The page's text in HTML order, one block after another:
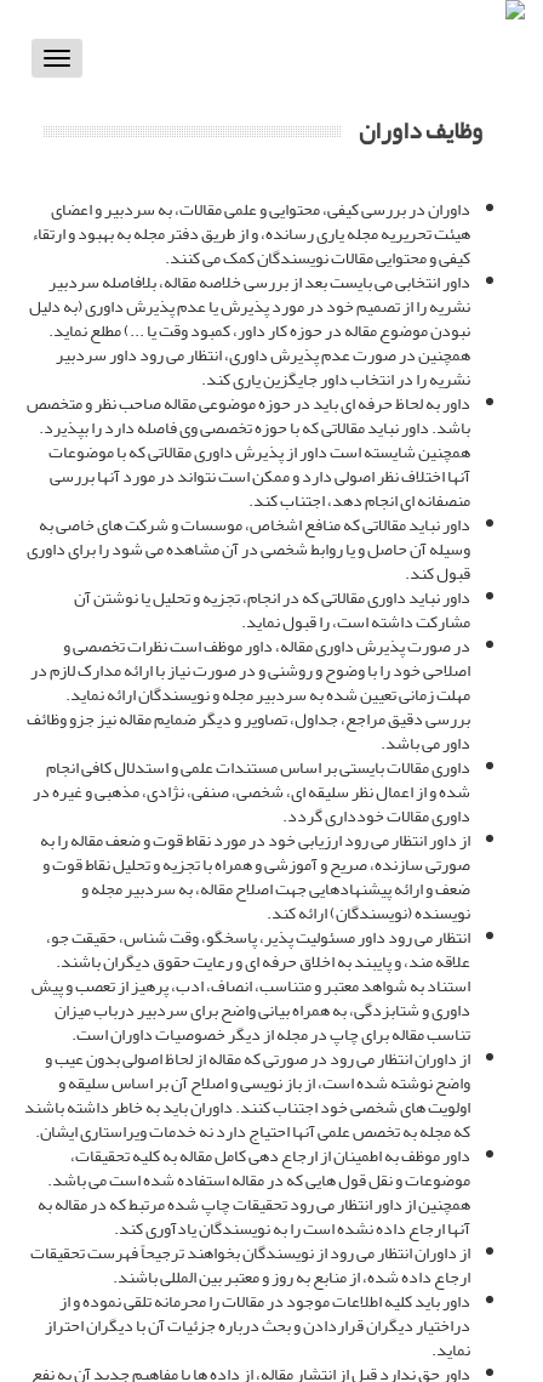
Toggle
وظایف داوران
داوران در بررسی کیفی، محتوایی و علمی مقالات، به سردبیر و اعضای
هیئت تحریریه مجله یاری رسانده، و از طریق دفتر مجله به بهبود و ارتقاء
کیفی و محتوایی مقالات نویسندگان کمک می کنند.
داور انتخابی می بایست بعد از بررسی خلاصه مقاله، بلافاصله سردبیر
نشریه را از تصمیم خود در مورد پذیرش یا عدم پذیرش داوری (به دلیل
نبودن موضوع مقاله در حوزه کار داور، کمبود وقت یا ...) مطلع نماید.
همچنین در صورت عدم پذیرش داوری، انتظار می رود داور سردبیر
نشریه را در انتخاب داور جایگزین یاری کند.
داور به لحاظ حرفه ای باید در حوزه موضوعی مقاله صاحب نظر و متخصص
باشد. داور نباید مقالاتی که با حوزه تخصصی وی فاصله دارد را بپذیرد.
همچنین شایسته است داور از پذیرش داوری مقالاتی که با موضوعات
آنها اختلاف نظر اصولی دارد و ممکن است نتواند در مورد آنها بررسی
منصفانه ای انجام دهد، اجتناب کند.
داور نباید مقالاتی که منافع اشخاص، موسسات و شرکت های خاصی به
وسیله آن حاصل و یا روابط شخصی در آن مشاهده می شود را برای داوری
قبول کند.
داور نباید داوری مقالاتی که در انجام، تجزیه و تحلیل یا نوشتن آن
مشارکت داشته است، را قبول نماید.
در صورت پذیرش داوری مقاله، داور موظف است نظرات تخصصی و
اصلاحی خود را با وضوح و روشنی و در صورت نیاز با ارائه مدارک لازم در
مهلت زمانی تعیین شده به سردبیر مجله و نویسندگان ارائه نماید.
بررسی دقیق مراجع، جداول، تصاویر و دیگر ضمایم مقاله نیز جزو وظائف
داور می باشد.
داوری مقالات بایستی بر اساس مستندات علمی و استدلال کافی انجام
شده و از اعمال نظر سلیقه ای، شخصی، صنفی، نژادی، مذهبی و غیره در
داوری مقالات خودداری گردد.
از داور انتظار می رود ارزیابی خود در مورد نقاط قوت و ضعف مقاله را به
صورتی سازنده، صریح و آموزشی و همراه با تجزیه و تحلیل نقاط قوت و
ضعف و ارائه پیشنهادهایی جهت اصلاح مقاله، به سردبیر مجله و
نویسنده (نویسندگان) ارائه کند.
انتظار می رود داور مسئولیت پذیر، پاسخگو، وقت شناس، حقیقت جو،
علاقه مند، و پایبند به اخلاق حرفه ای و رعایت حقوق دیگران باشند.
استناد به شواهد معتبر و متناسب، انصاف، ادب، پرهیز از تعصب و پیش
داوری و شتابزدگی، به همراه بیانی واضح برای سردبیر درباب میزان
تناسب مقاله برای چاپ در مجله از دیگر خصوصیات داوران است.
از داوران انتظار می رود در صورتی که مقاله از لحاظ اصولی بدون عیب و
واضح نوشته شده است، از باز نویسی و اصلاح آن بر اساس سلیقه و
اولویت های شخصی خود اجتناب کنند. داوران باید به خاطر داشته باشند
که مجله به تخصص علمی آنها احتیاج دارد نه خدمات ویراستاری ایشان.
داور موظف به اطمینان از ارجاع دهی کامل مقاله به کلیه تحقیقات،
موضوعات و نقل قول هایی که در مقاله استفاده شده است می باشد.
همچنین از داور انتظار می رود تحقیقات چاپ شده مرتبط که در مقاله به
آنها ارجاع داده نشده است را به نویسندگان یادآوری کند.
از داوران انتظار می رود از نویسندگان بخواهند ترجیحاً فهرست تحقیقات
ارجاع داده شده، از منابع به روز و معتبر بین المللی باشند.
داور باید کلیه اطلاعات موجود در مقالات را محرمانه تلقی نموده و از
دراختیار دیگران قراردادن و بحث درباره جزئیات آن با دیگران احتراز
نماید.
داور حق ندارد قبل از انتشار مقاله، از داده ها یا مفاهیم جدید آن به نفع